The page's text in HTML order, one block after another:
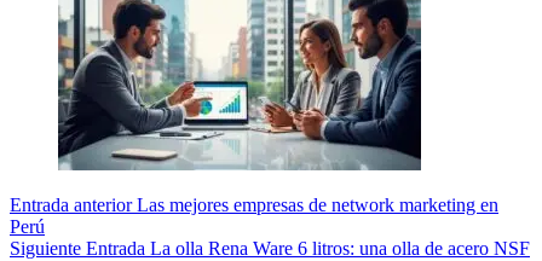
Entrada anteriorLas mejores empresas de network marketing en
Perú
Siguiente Entrada La olla Rena Ware 6 litros: una olla de acero NSF